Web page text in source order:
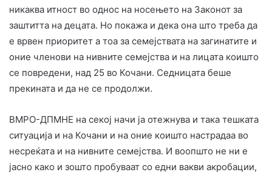
никаква итност во однос на носењето на Законот за
заштитта на децата. Но покажа и дека она што треба да
е врвен приоритет а тоа за семејствата на загинатите и
оние членови на нивните семејства и на лицата коишто
се повредени, над 25 во Кочани. Седницата беше
прекината и да не се продолжи.
ВМРО-ДПМНЕ на секој начи ја отежнува и така тешката
ситуација и на Кочани и на оние коишто настрадаа во
несреќата и на нивните семејства. И воопшто не ни е
јасно како и зошто пробуваат со едни вакви акробации,